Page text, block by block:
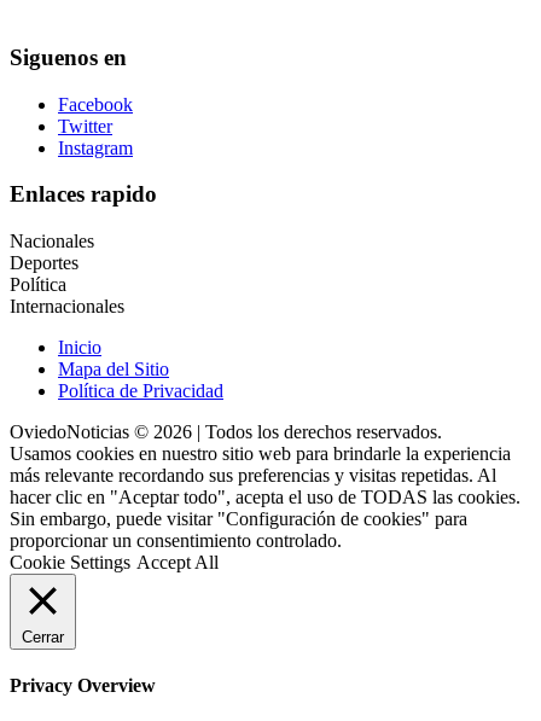
Siguenos en
Facebook
Twitter
Instagram
Enlaces rapido
Nacionales
Deportes
Política
Internacionales
Inicio
Mapa del Sitio
Política de Privacidad
OviedoNoticias © 2026 | Todos los derechos reservados.
Usamos cookies en nuestro sitio web para brindarle la experiencia
más relevante recordando sus preferencias y visitas repetidas. Al
hacer clic en "Aceptar todo", acepta el uso de TODAS las cookies.
Sin embargo, puede visitar "Configuración de cookies" para
proporcionar un consentimiento controlado.
Cookie Settings Accept All
Cerrar
Privacy Overview